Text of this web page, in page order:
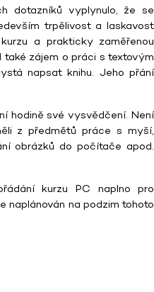
dotazníků vyplynulo, že se
trpělivost a laskavost
a prakticky zaměřenou
zájem o práci s textovým
napsat knihu. Jeho přání
hodině své vysvědčení. Není
z předmětů práce s myší,
obrázků do počítače apod.
kurzu PC naplno pro
naplánován na podzim tohoto